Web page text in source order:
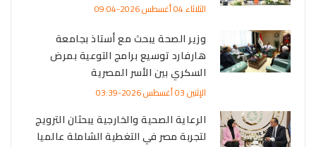
الثلاثاء 04 أغسطس 2026-09:04
وزير الصحة يبحث مع أستاذ بجامعة
هارفارد توسيع برامج التوعية بمرض
السكري بين الأسر المصرية
الإثنين 03 أغسطس 2026-03:39
الرعاية الصحية والخارجية يبحثان الترويج
لتجربة مصر في التغطية الشاملة عالميا